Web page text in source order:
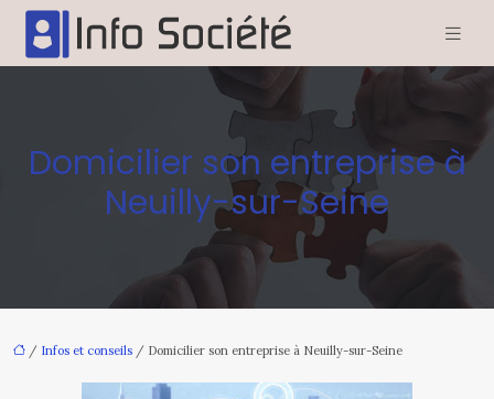
Domicilier son entreprise à
Neuilly-sur-Seine
/ Infos et conseils / Domicilier son entreprise à Neuilly-sur-Seine